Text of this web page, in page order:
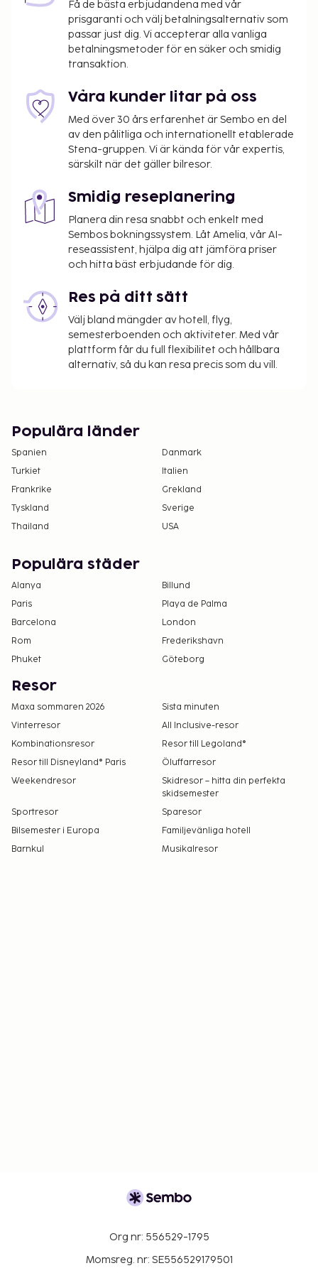
gratis wi-fi, hjälp med bokning av biljetter och
guidade turer och ett picknickområde. Gäster på
Red Feather Lodge kan äta gott på Plaza Bonita.
Avsluta dagen med en drink på boendets bar.
vistelse
Inga avgifter tas ut för assistanshundar
Avgift för extrasäng: USD 15.0 per dag
Det är möjligt att listan ovan inte är fullständig,
skatt. Observera att dessa kan komma att ändras.
Den säsongsöppna poolen är tillgänglig från 15
mars till 02 november.
Upp till 2 barn, 17 år eller yngre, bor gratis i
förälders eller vårdnadshavares rum om inga
extrasängar används.
Kontaktfri utcheckning är tillgänglig.
Få de bästa erbjudandena med vår
prisgaranti och välj betalningsalternativ som
passar just dig. Vi accepterar alla vanliga
betalningsmetoder för en säker och smidig
transaktion.
Våra kunder litar på oss
Med över 30 års erfarenhet är Sembo en del
av den pålitliga och internationellt etablerade
Stena-gruppen. Vi är kända för vår expertis,
särskilt när det gäller bilresor.
Smidig reseplanering
Planera din resa snabbt och enkelt med
Sembos bokningssystem. Låt Amelia, vår AI-
reseassistent, hjälpa dig att jämföra priser
och hitta bäst erbjudande för dig.
Res på ditt sätt
Välj bland mängder av hotell, flyg,
semesterboenden och aktiviteter. Med vår
plattform får du full flexibilitet och hållbara
alternativ, så du kan resa precis som du vill.
Populära länder
Spanien
Danmark
Turkiet
Italien
Frankrike
Grekland
Tyskland
Sverige
Thailand
USA
Populära städer
Alanya
Billund
Paris
Playa de Palma
Barcelona
London
Rom
Frederikshavn
Phuket
Göteborg
Resor
Maxa sommaren 2026
Sista minuten
Vinterresor
All Inclusive-resor
Kombinationsresor
Resor till Legoland®
Resor till Disneyland® Paris
Öluffarresor
Weekendresor
Skidresor – hitta din perfekta
skidsemester
Sportresor
Sparesor
Bilsemester i Europa
Familjevänliga hotell
Barnkul
Musikalresor
Org nr: 556529-1795
Momsreg. nr: SE556529179501